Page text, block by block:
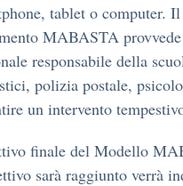
tablet o computer.
MABASTA
responsabile della
polizia postale,
un intervento
finale del Modello
sarà raggiunto verrà